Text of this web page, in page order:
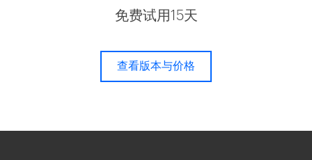
免费试用15天
查看版本与价格